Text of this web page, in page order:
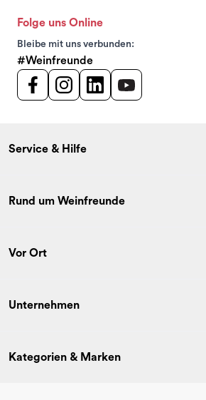
Folge uns Online
Bleibe mit uns verbunden:
#Weinfreunde
Service & Hilfe
Rund um Weinfreunde
Vor Ort
Unternehmen
Kategorien & Marken